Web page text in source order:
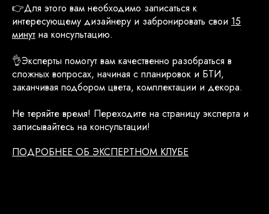
👉Для этого вам необходимо записаться к
интересующему дизайнеру и забронировать свои 15
минут на консультацию.
👌Эксперты помогут вам качественно разобраться в
сложных вопросах, начиная с планировок и БТИ,
заканчивая подбором цвета, комплектации и декора.
Не теряйте время! Переходите на страницу эксперта и
записывайтесь на консультации!
ПОДРОБНЕЕ ОБ ЭКСПЕРТНОМ КЛУБЕ